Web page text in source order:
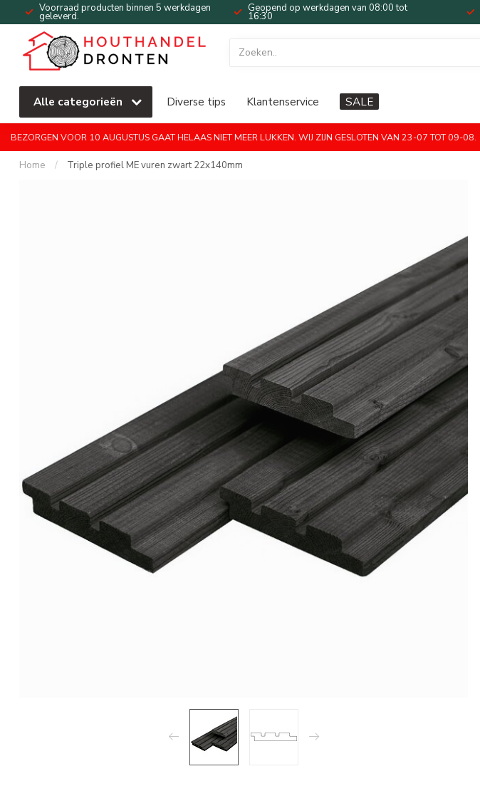
Voorraad producten binnen 5 werkdagen
geleverd.
Geopend op werkdagen van 08:00 tot
16:30
Alle categorieën Diverse tips Klantenservice SALE
BEZORGEN VOOR 10 AUGUSTUS GAAT HELAAS NIET MEER LUKKEN. WIJ ZIJN GESLOTEN VAN 23-07 TOT 09-08.
Home / Triple profiel ME vuren zwart 22x140mm